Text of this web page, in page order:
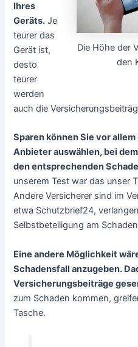
Die Höhe der
den
Ihres
Geräts. Je
teurer das
Gerät ist,
desto
teurer
werden
auch die
Sparen können Sie vor
Anbieter auswählen, bei
den entsprechenden
unserem Test war das unser
Andere Versicherer sind im
etwa Schutzbrief24,
Selbstbeteiligung am
Eine andere Möglichkeit
Schadensfall anzugeben.
Versicherungsbeiträge
zum Schaden kommen,
Tasche.